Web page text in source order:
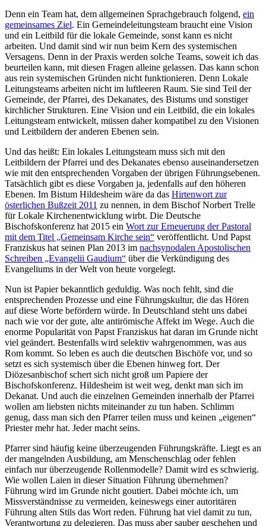
Denn ein Team hat, dem allgemeinen Sprachgebrauch folgend, ein
gemeinsames Ziel. Ein Gemeindeleitungsteam braucht eine Vision
und ein Leitbild für die lokale Gemeinde, sonst kann es nicht
arbeiten. Und damit sind wir nun beim Kern des systemischen
Versagens. Denn in der Praxis werden solche Teams, soweit ich das
beurteilen kann, mit diesen Fragen alleine gelassen. Das kann schon
aus rein systemischen Gründen nicht funktionieren. Denn Lokale
Leitungsteams arbeiten nicht im luftleeren Raum. Sie sind Teil der
Gemeinde, der Pfarrei, des Dekanates, des Bistums und sonstiger
kirchlicher Strukturen. Eine Vision und ein Leitbild, die ein lokales
Leitungsteam entwickelt, müssen daher kompatibel zu den Visionen
und Leitbildern der anderen Ebenen sein.
Und das heißt: Ein lokales Leitungsteam muss sich mit den
Leitbildern der Pfarrei und des Dekanates ebenso auseinandersetzen
wie mit den entsprechenden Vorgaben der übrigen Führungsebenen.
Tatsächlich gibt es diese Vorgaben ja, jedenfalls auf den höheren
Ebenen. Im Bistum Hildesheim wäre da das Hirtenwort zur
österlichen Bußzeit 2011 zu nennen, in dem Bischof Norbert Trelle
für Lokale Kirchenentwicklung wirbt. Die Deutsche
Bischofskonferenz hat 2015 ein Wort zur Erneuerung der Pastoral
mit dem Titel „Gemeinsam Kirche sein“ veröffentlicht. Und Papst
Franziskus hat seinen Plan 2013 im nachsynodalen Apostolischen
Schreiben „Evangelii Gaudium“ über die Verkündigung des
Evangeliums in der Welt von heute vorgelegt.
Nun ist Papier bekanntlich geduldig. Was noch fehlt, sind die
entsprechenden Prozesse und eine Führungskultur, die das Hören
auf diese Worte befördern würde. In Deutschland steht uns dabei
nach wie vor der gute, alte antirömische Affekt im Wege. Auch die
enorme Popularität von Papst Franziskus hat daran im Grunde nicht
viel geändert. Bestenfalls wird selektiv wahrgenommen, was aus
Rom kommt. So leben es auch die deutschen Bischöfe vor, und so
setzt es sich systemisch über die Ebenen hinweg fort. Der
Diözesanbischof schert sich nicht groß um Papiere der
Bischofskonferenz. Hildesheim ist weit weg, denkt man sich im
Dekanat. Und auch die einzelnen Gemeinden innerhalb der Pfarrei
wollen am liebsten nichts miteinander zu tun haben. Schlimm
genug, dass man sich den Pfarrer teilen muss und keinen „eigenen“
Priester mehr hat. Jeder macht seins.
Pfarrer sind häufig keine überzeugenden Führungskräfte. Liegt es an
der mangelnden Ausbildung, am Menschenschlag oder fehlen
einfach nur überzeugende Rollenmodelle? Damit wird es schwierig.
Wie wollen Laien in dieser Situation Führung übernehmen?
Führung wird im Grunde nicht goutiert. Dabei möchte ich, um
Missverständnisse zu vermeiden, keineswegs einer autoritären
Führung alten Stils das Wort reden. Führung hat viel damit zu tun,
Verantwortung zu delegieren. Das muss aber sauber geschehen und